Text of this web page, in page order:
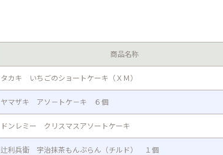
商品名称
タカキ いちごのショートケーキ（ＸＭ）
ヤマザキ アソ－トケ－キ ６個
ドンレミー クリスマスアソートケーキ
辻利兵衛 宇治抹茶もんぶらん（チルド） １個